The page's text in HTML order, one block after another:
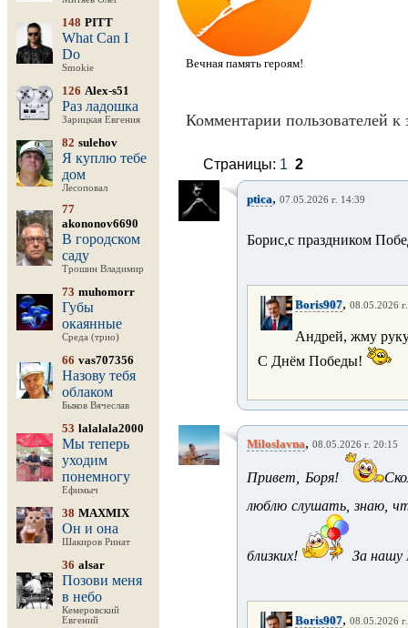
148 PITT
What Can I
Do
Smokie
126 Alex-s51
Раз ладошка
Зарицкая Евгения
82 sulehov
Я куплю тебе
дом
Лесоповал
77
akononov6690
В городском
саду
Трошин Владимир
73 muhomorr
Губы
окаянные
Среда (трио)
66 vas707356
Назову тебя
облаком
Быков Вячеслав
53 lalalala2000
Мы теперь
уходим
понемногу
Ефимыч
38 MAXMIX
Он и она
Шакиров Ринат
36 alsar
Позови меня
в небо
Кемеровский
Евгений
Вечная память героям!
Комментарии пользователей к
Страницы: 1 2
ptica, 07.05.2026 г. 14:39
Борис,с праздником
Boris907, 08.05.2026
Андрей, жму
С Днём Победы!
Miloslavna, 08.05.2026 г. 20:15
Привет, Боря!
люблю слушать, знаю,
близких! За
Boris907, 08.05.2026